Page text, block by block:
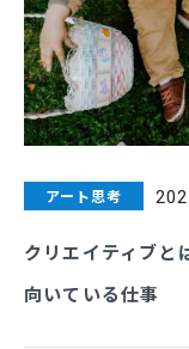
アート思考
クリエイティブと
向いている仕事